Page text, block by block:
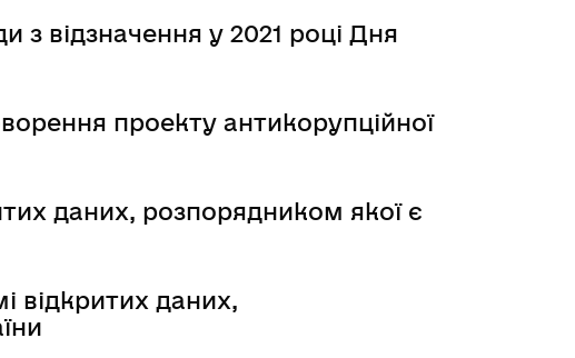
з відзначення у 2021 році Дня
проекту антикорупцiйної
даних, розпорядником якої є
відкритих даних,